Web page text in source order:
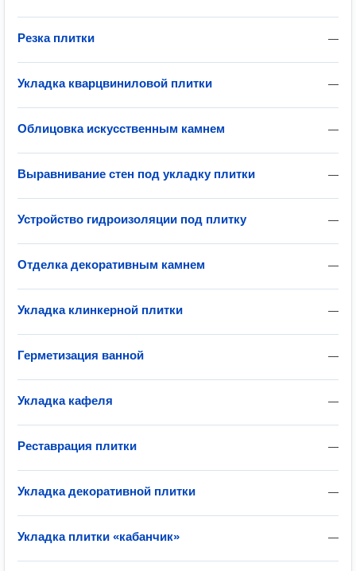
—
Резка плитки
—
Укладка кварцвиниловой плитки
—
Облицовка искусственным камнем
—
Выравнивание стен под укладку плитки
—
Устройство гидроизоляции под плитку
—
Отделка декоративным камнем
—
Укладка клинкерной плитки
—
Герметизация ванной
—
Укладка кафеля
—
Реставрация плитки
—
Укладка декоративной плитки
—
Укладка плитки «кабанчик»